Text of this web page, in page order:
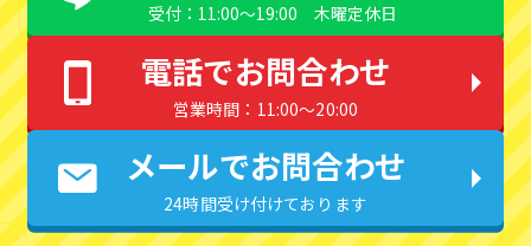
受付：11:00〜19:00 木曜定休日
電話でお問合わせ
営業時間：11:00〜20:00
メールでお問合わせ
24時間受け付けております